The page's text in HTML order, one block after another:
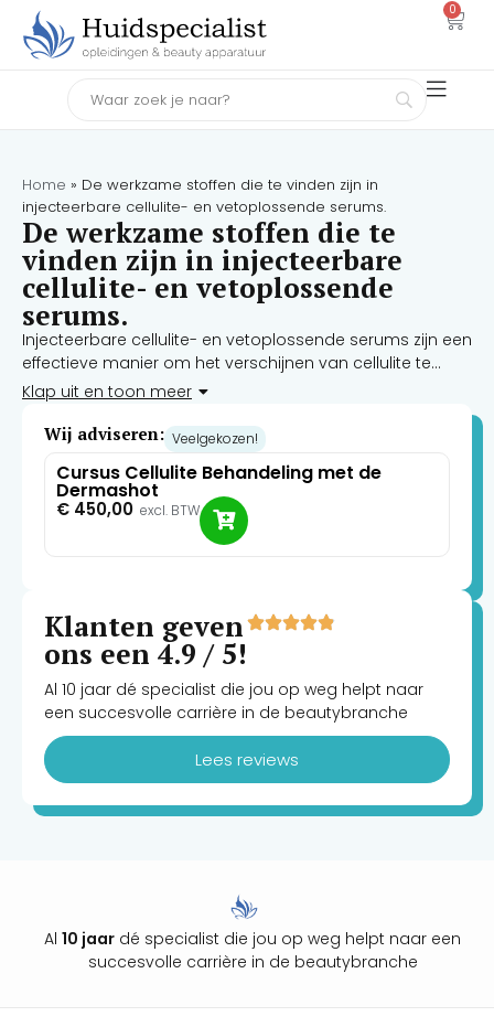
0
Home » De werkzame stoffen die te vinden zijn in
injecteerbare cellulite- en vetoplossende serums.
De werkzame stoffen die te
vinden zijn in injecteerbare
cellulite- en vetoplossende
serums.
Injecteerbare cellulite- en vetoplossende serums zijn een
effectieve manier om het verschijnen van cellulite te
verminderen en vet te verminderen op verschillende
delen van het lichaam. Deze serums bevatten
verschillende werkzame stoffen die samenwerken om de
oppervlakkige vetlagen onder de huid af te breken en de
huid steviger te maken.
Klap uit en toon meer
Wij adviseren: Veelgekozen!
Cursus Cellulite Behandeling met de
Dermashot
€ 450,00 excl. BTW
Klanten geven
ons een 4.9 / 5!
Al 10 jaar dé specialist die jou op weg helpt naar
een succesvolle carrière in de beautybranche
Lees reviews
Al 10 jaar dé specialist die jou op weg helpt naar een
succesvolle carrière in de beautybranche